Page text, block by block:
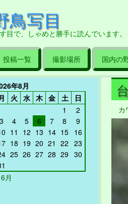
鳥写目
目で、しゃめと勝手に読んでいます。
投稿一覧 撮影場所 国内の
年8月
月
火 水 木 金 土
日
1
2
3
4 5 6 7 8
9
11 12 13 14 15 16
18 19 20 21 22 23
25 26 27 28 29 30
月
カ